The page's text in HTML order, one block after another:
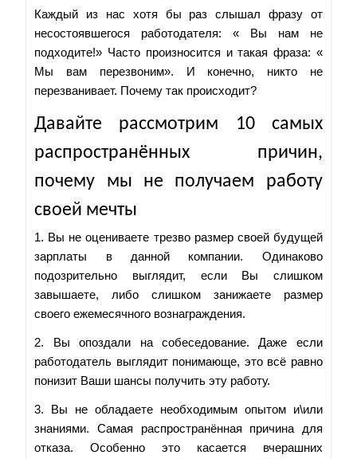
Каждый из нас хотя бы раз слышал фразу от
несостоявшегося работодателя: « Вы нам не
подходите!» Часто произносится и такая фраза: «
Мы вам перезвоним». И конечно, никто не
перезванивает. Почему так происходит?
Давайте рассмотрим 10 самых
распространённых причин,
почему мы не получаем работу
своей мечты
1. Вы не оцениваете трезво размер своей будущей
зарплаты в данной компании. Одинаково
подозрительно выглядит, если Вы слишком
завышаете, либо слишком занижаете размер
своего ежемесячного вознаграждения.
2. Вы опоздали на собеседование. Даже если
работодатель выглядит понимающе, это всё равно
понизит Ваши шансы получить эту работу.
3. Вы не обладаете необходимым опытом и\или
знаниями. Самая распространённая причина для
отказа. Особенно это касается вчерашних